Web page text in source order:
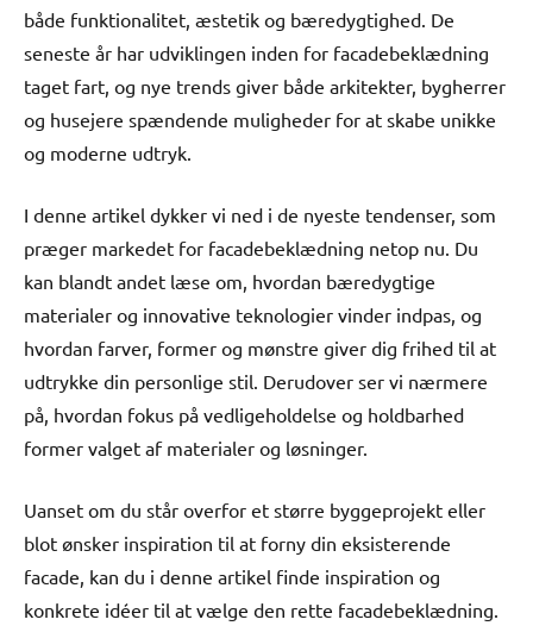
både funktionalitet, æstetik og bæredygtighed. De
seneste år har udviklingen inden for facadebeklædning
taget fart, og nye trends giver både arkitekter, bygherrer
og husejere spændende muligheder for at skabe unikke
og moderne udtryk.
I denne artikel dykker vi ned i de nyeste tendenser, som
præger markedet for facadebeklædning netop nu. Du
kan blandt andet læse om, hvordan bæredygtige
materialer og innovative teknologier vinder indpas, og
hvordan farver, former og mønstre giver dig frihed til at
udtrykke din personlige stil. Derudover ser vi nærmere
på, hvordan fokus på vedligeholdelse og holdbarhed
former valget af materialer og løsninger.
Uanset om du står overfor et større byggeprojekt eller
blot ønsker inspiration til at forny din eksisterende
facade, kan du i denne artikel finde inspiration og
konkrete idéer til at vælge den rette facadebeklædning.